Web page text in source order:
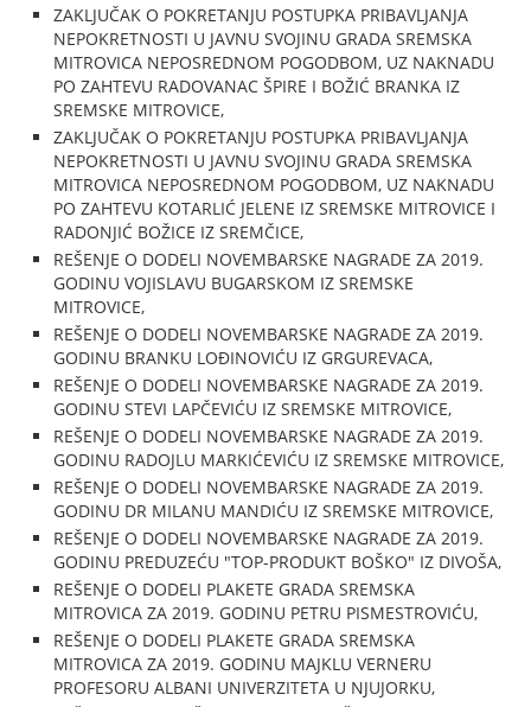
ZAKLJUČAK O POKRETANJU POSTUPKA PRIBAVLJANJA
NEPOKRETNOSTI U JAVNU SVOJINU GRADA SREMSKA
MITROVICA NEPOSREDNOM POGODBOM, UZ NAKNADU
PO ZAHTEVU RADOVANAC ŠPIRE I BOŽIĆ BRANKA IZ
SREMSKE MITROVICE,
ZAKLJUČAK O POKRETANJU POSTUPKA PRIBAVLJANJA
NEPOKRETNOSTI U JAVNU SVOJINU GRADA SREMSKA
MITROVICA NEPOSREDNOM POGODBOM, UZ NAKNADU
PO ZAHTEVU KOTARLIĆ JELENE IZ SREMSKE MITROVICE I
RADONJIĆ BOŽICE IZ SREMČICE,
REŠENJE O DODELI NOVEMBARSKE NAGRADE ZA 2019.
GODINU VOJISLAVU BUGARSKOM IZ SREMSKE
MITROVICE,
REŠENJE O DODELI NOVEMBARSKE NAGRADE ZA 2019.
GODINU BRANKU LOĐINOVIĆU IZ GRGUREVACA,
REŠENJE O DODELI NOVEMBARSKE NAGRADE ZA 2019.
GODINU STEVI LAPČEVIĆU IZ SREMSKE MITROVICE,
REŠENJE O DODELI NOVEMBARSKE NAGRADE ZA 2019.
GODINU RADOJLU MARKIĆEVIĆU IZ SREMSKE MITROVICE,
REŠENJE O DODELI NOVEMBARSKE NAGRADE ZA 2019.
GODINU DR MILANU MANDIĆU IZ SREMSKE MITROVICE,
REŠENJE O DODELI NOVEMBARSKE NAGRADE ZA 2019.
GODINU PREDUZEĆU "TOP-PRODUKT BOŠKO" IZ DIVOŠA,
REŠENJE O DODELI PLAKETE GRADA SREMSKA
MITROVICA ZA 2019. GODINU PETRU PISMESTROVIĆU,
REŠENJE O DODELI PLAKETE GRADA SREMSKA
MITROVICA ZA 2019. GODINU MAJKLU VERNERU
PROFESORU ALBANI UNIVERZITETA U NJUJORKU,